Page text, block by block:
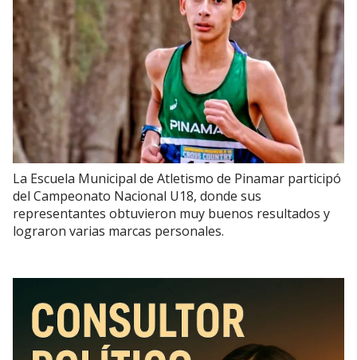
La Escuela Municipal de Atletismo de Pinamar participó
del Campeonato Nacional U18, donde sus
representantes obtuvieron muy buenos resultados y
lograron varias marcas personales.